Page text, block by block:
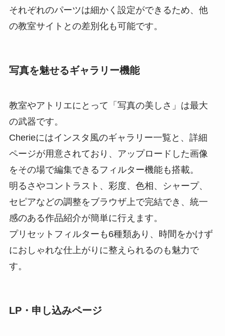
それぞれのパーツは細かく設定ができるため、他
の教室サイトとの差別化も可能です。
写真を魅せるギャラリー機能
教室やアトリエにとって「写真の美しさ」は最大
の武器です。
Cherieにはインスタ風のギャラリー一覧と、詳細
ページが用意されており、アップロードした画像
をその場で編集できるフィルター機能も搭載。
明るさやコントラスト、彩度、色相、シャープ、
セピアなどの調整をブラウザ上で完結でき、統一
感のある作品紹介が簡単に行えます。
プリセットフィルターも6種類あり、時間をかけず
におしゃれな仕上がりに整えられるのも魅力で
す。
LP・申し込みページ